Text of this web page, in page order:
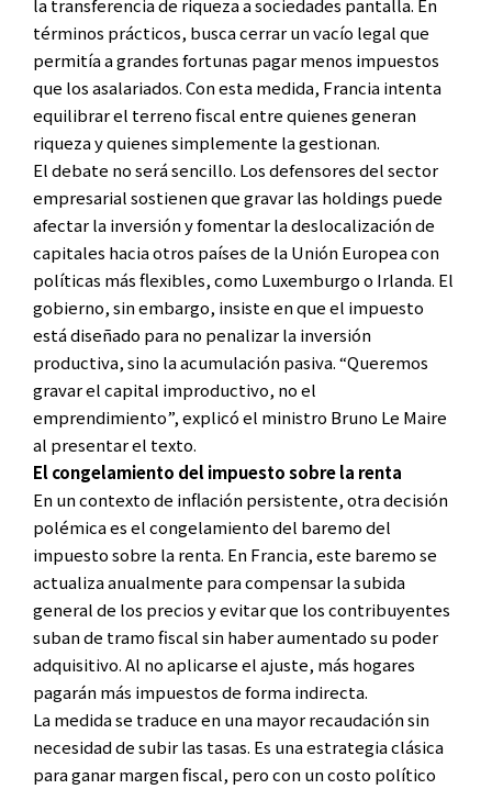
la transferencia de riqueza a sociedades pantalla. En
términos prácticos, busca cerrar un vacío legal que
permitía a grandes fortunas pagar menos impuestos
que los asalariados. Con esta medida, Francia intenta
equilibrar el terreno fiscal entre quienes generan
riqueza y quienes simplemente la gestionan.
El debate no será sencillo. Los defensores del sector
empresarial sostienen que gravar las holdings puede
afectar la inversión y fomentar la deslocalización de
capitales hacia otros países de la Unión Europea con
políticas más flexibles, como Luxemburgo o Irlanda. El
gobierno, sin embargo, insiste en que el impuesto
está diseñado para no penalizar la inversión
productiva, sino la acumulación pasiva. “Queremos
gravar el capital improductivo, no el
emprendimiento”, explicó el ministro Bruno Le Maire
al presentar el texto.
El congelamiento del impuesto sobre la renta
En un contexto de inflación persistente, otra decisión
polémica es el congelamiento del baremo del
impuesto sobre la renta. En Francia, este baremo se
actualiza anualmente para compensar la subida
general de los precios y evitar que los contribuyentes
suban de tramo fiscal sin haber aumentado su poder
adquisitivo. Al no aplicarse el ajuste, más hogares
pagarán más impuestos de forma indirecta.
La medida se traduce en una mayor recaudación sin
necesidad de subir las tasas. Es una estrategia clásica
para ganar margen fiscal, pero con un costo político